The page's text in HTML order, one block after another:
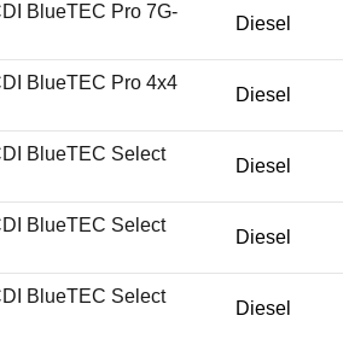
BlueTEC Pro 7G-
Diesel
BlueTEC Pro 4x4
Diesel
BlueTEC Select
Diesel
BlueTEC Select
Diesel
BlueTEC Select
Diesel